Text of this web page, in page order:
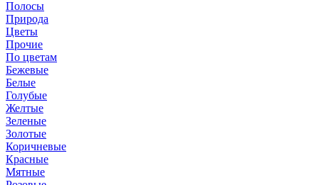
Полосы
Природа
Цветы
Прочие
По цветам
Бежевые
Белые
Голубые
Желтые
Зеленые
Золотые
Коричневые
Красные
Мятные